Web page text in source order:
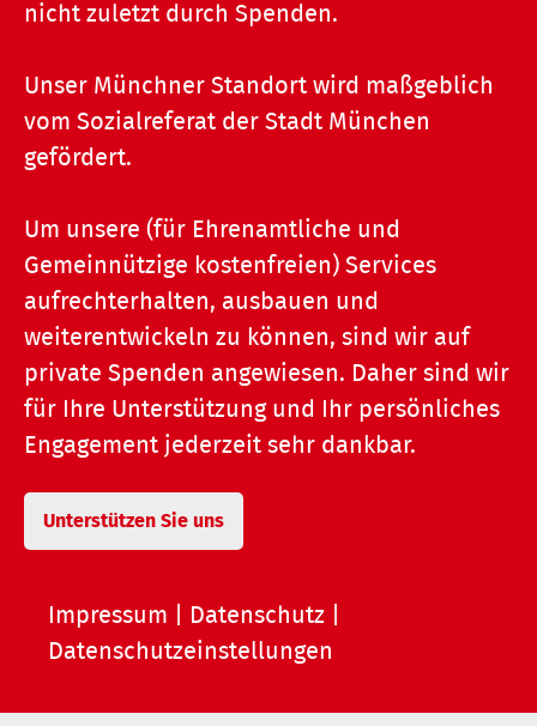
nicht zuletzt durch Spenden.
Unser Münchner Standort wird maßgeblich
vom Sozialreferat der Stadt München
gefördert.
Um unsere (für Ehrenamtliche und
Gemeinnützige kostenfreien) Services
aufrechterhalten, ausbauen und
weiterentwickeln zu können, sind wir auf
private Spenden angewiesen. Daher sind wir
für Ihre Unterstützung und Ihr persönliches
Engagement jederzeit sehr dankbar.
Unterstützen Sie uns
Impressum Datenschutz
Datenschutzeinstellungen